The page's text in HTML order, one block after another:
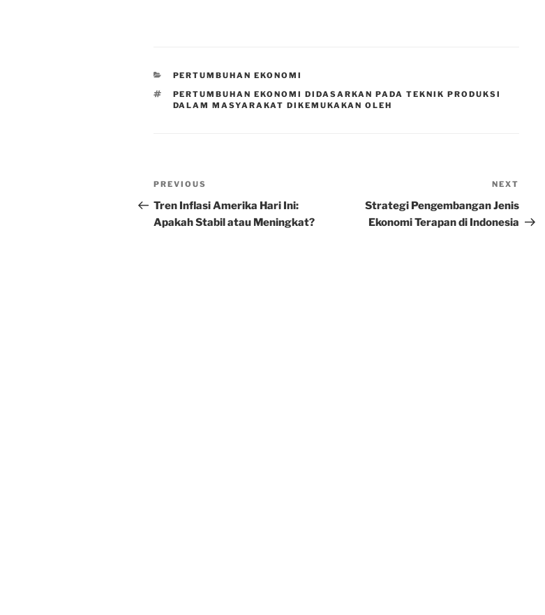
CATEGORIES
PERTUMBUHAN EKONOMI
TAGS
PERTUMBUHAN EKONOMI DIDASARKAN PADA TEKNIK PRODUKSI
DALAM MASYARAKAT DIKEMUKAKAN OLEH
Post
navigation
Previous
Post
PREVIOUS
Tren Inflasi Amerika Hari Ini:
Apakah Stabil atau Meningkat?
Post
NEXT
Strategi Pengembangan Jenis
Ekonomi Terapan di Indonesia